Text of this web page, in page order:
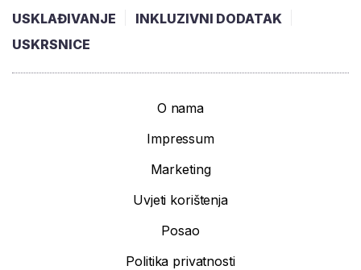
USKLAĐIVANJE
INKLUZIVNI DODATAK
USKRSNICE
O nama
Impressum
Marketing
Uvjeti korištenja
Posao
Politika privatnosti